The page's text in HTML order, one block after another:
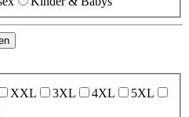
XXL 3XL 4XL
5XL